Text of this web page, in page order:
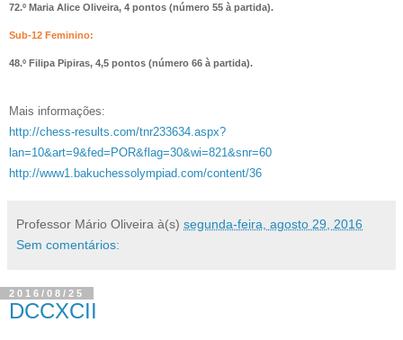
72.º Maria Alice Oliveira, 4 pontos (número 55 à partida).
Sub-12 Feminino:
48.º Filipa Pipiras, 4,5 pontos (número 66 à partida).
Mais informações:
http://chess-results.com/tnr233634.aspx?
lan=10&art=9&fed=POR&flag=30&wi=821&snr=60
http://www1.bakuchessolympiad.com/content/36
Professor Mário Oliveira à(s) segunda-feira, agosto 29, 2016
Sem comentários:
2016/08/25
DCCXCII